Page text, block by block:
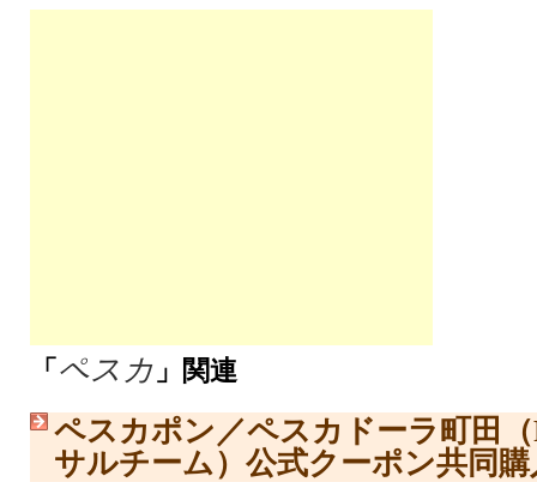
「 ペスカ 」関連
ペスカポン／ペスカドーラ町田
サルチーム）公式クーポン共同